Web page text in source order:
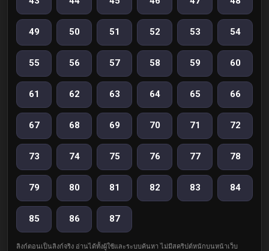
49 50 51 52 53 54
55 56 57 58 59 60
61 62 63 64 65 66
67 68 69 70 71 72
73 74 75 76 77 78
79 80 81 82 83 84
85 86 87
ลิงก์ตอนเป็นลิงก์จริง อ่านได้ทั้งผู้ใช้และระบบค้นหา ไม่มีสคริปต์หนักบนหน้าเว็บ